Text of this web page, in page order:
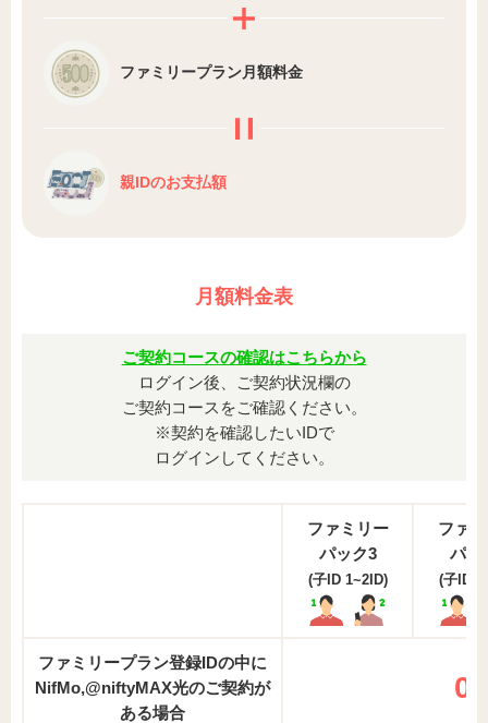
ファミリープラン月額料金
親IDのお支払額
月額料金表
ご契約コースの確認はこちらから
ログイン後、ご契約状況欄の
ご契約コースをご確認ください。
※契約を確認したいIDで
ログインしてください。
ファミリー
パック3
(子ID 1~2ID)
ファ
パッ
(子ID
ファミリープラン登録IDの中に
NifMo,@niftyMAX光のご契約が
ある場合
0